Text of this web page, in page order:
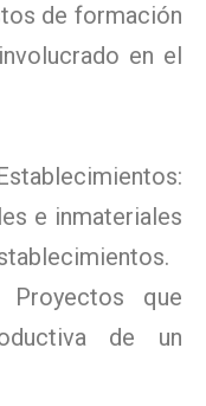
de formación
en el
e inmateriales
Proyectos que
de un